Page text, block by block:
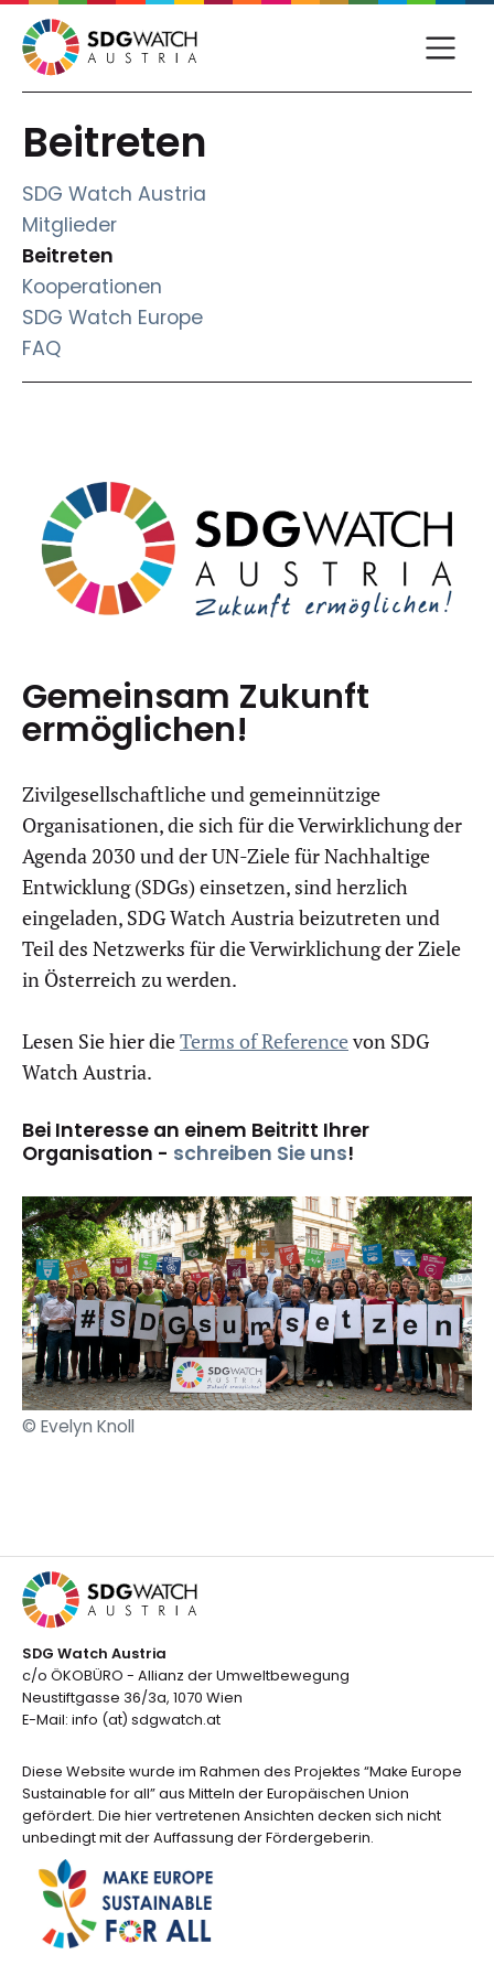
Beitreten
SDG Watch Austria
Mitglieder
Beitreten
Kooperationen
SDG Watch Europe
FAQ
Gemeinsam Zukunft
ermöglichen!
Zivilgesellschaftliche und gemeinnützige
Organisationen, die sich für die Verwirklichung der
Agenda 2030 und der UN-Ziele für Nachhaltige
Entwicklung (SDGs) einsetzen, sind herzlich
eingeladen, SDG Watch Austria beizutreten und
Teil des Netzwerks für die Verwirklichung der Ziele
in Österreich zu werden.
Lesen Sie hier dieTerms of Referencevon SDG
Watch Austria.
Bei Interesse an einem Beitritt Ihrer
Organisation - schreiben Sie uns!
© Evelyn Knoll
SDG Watch Austria
c/o ÖKOBÜRO - Allianz der Umweltbewegung
Neustiftgasse 36/3a, 1070 Wien
E-Mail: info (at) sdgwatch.at
Diese Website wurde im Rahmen des Projektes “Make Europe
Sustainable for all” aus Mitteln der Europäischen Union
gefördert. Die hier vertretenen Ansichten decken sich nicht
unbedingt mit der Auffassung der Fördergeberin.